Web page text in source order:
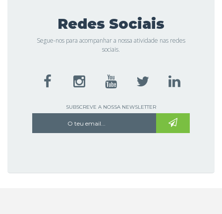
Redes Sociais
Segue-nos para acompanhar a nossa atividade nas redes
sociais.
SUBSCREVE A NOSSA NEWSLETTER